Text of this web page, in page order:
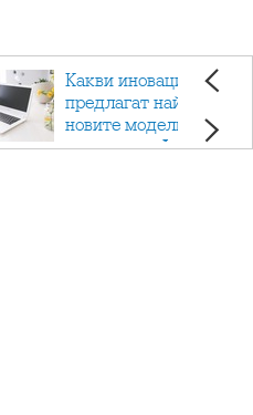
Какви иновации
предлагат най-
новите модели
лаптопи на Acer?